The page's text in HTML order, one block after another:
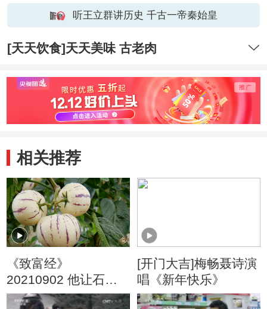
听王立群讲历史 千古一帝秦始皇
[天天饮食]天天美味 古老肉
相关推荐
《致富经》
20210902 他让石头
地上的果子更赚钱
[开门大吉]梅畅聂诗演
唱《新年快乐》